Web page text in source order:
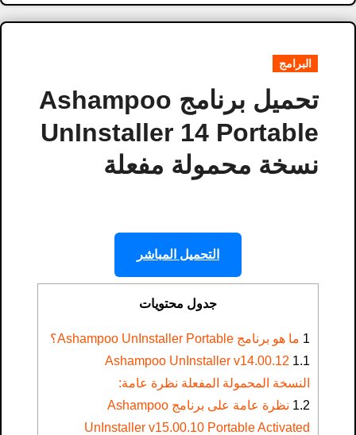
البرامج
تحميل برنامج Ashampoo
UnInstaller 14 Portable
نسخة محمولة مفعلة
التحميل المباشر
جدول محتويات
1 ما هو برنامج Ashampoo UnInstaller Portable؟
1.1
Ashampoo UnInstaller v14.00.12
النسخة المحمولة المفعلة نظرة عامة:
1.2
نظرة عامة على برنامج Ashampoo
UnInstaller v15.00.10 Portable Activated